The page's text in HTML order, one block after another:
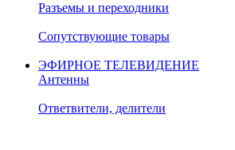
Разъемы и переходники
Сопутствующие товары
ЭФИРНОЕ ТЕЛЕВИДЕНИЕ
Антенны
Ответвители, делители